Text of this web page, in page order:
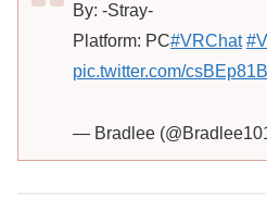
By: -Stray-
Platform: PC#VRChat
pic.twitter.com/
— Bradlee